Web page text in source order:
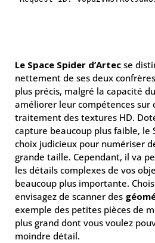
Le Space Spider d’Artec se
nettement de ses deux
plus précis, malgré la capacité
améliorer leur compétences sur
traitement des textures HD.
capture beaucoup plus faible, le
choix judicieux pour numériser
grande taille. Cependant, il va
les détails complexes de vos
beaucoup plus importante.
envisagez de scanner des
exemple des petites pièces de
plus grand dont vous voulez
moindre détail.